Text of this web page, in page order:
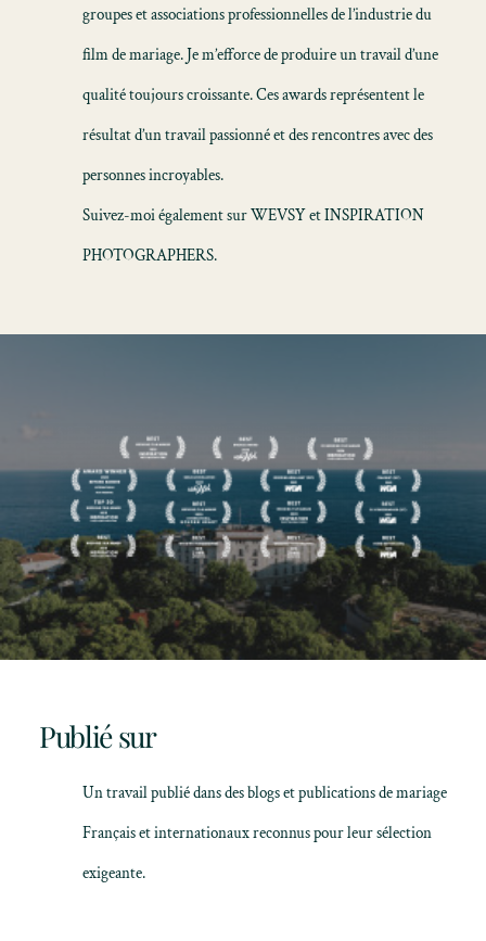
groupes et associations professionnelles de l’industrie du
film de mariage. Je m’efforce de produire un travail d’une
qualité toujours croissante. Ces awards représentent le
résultat d’un travail passionné et des rencontres avec des
personnes incroyables.
Suivez-moi également sur WEVSY et INSPIRATION
PHOTOGRAPHERS.
Publié sur
Un travail publié dans des blogs et publications de mariage
Français et internationaux reconnus pour leur sélection
exigeante.